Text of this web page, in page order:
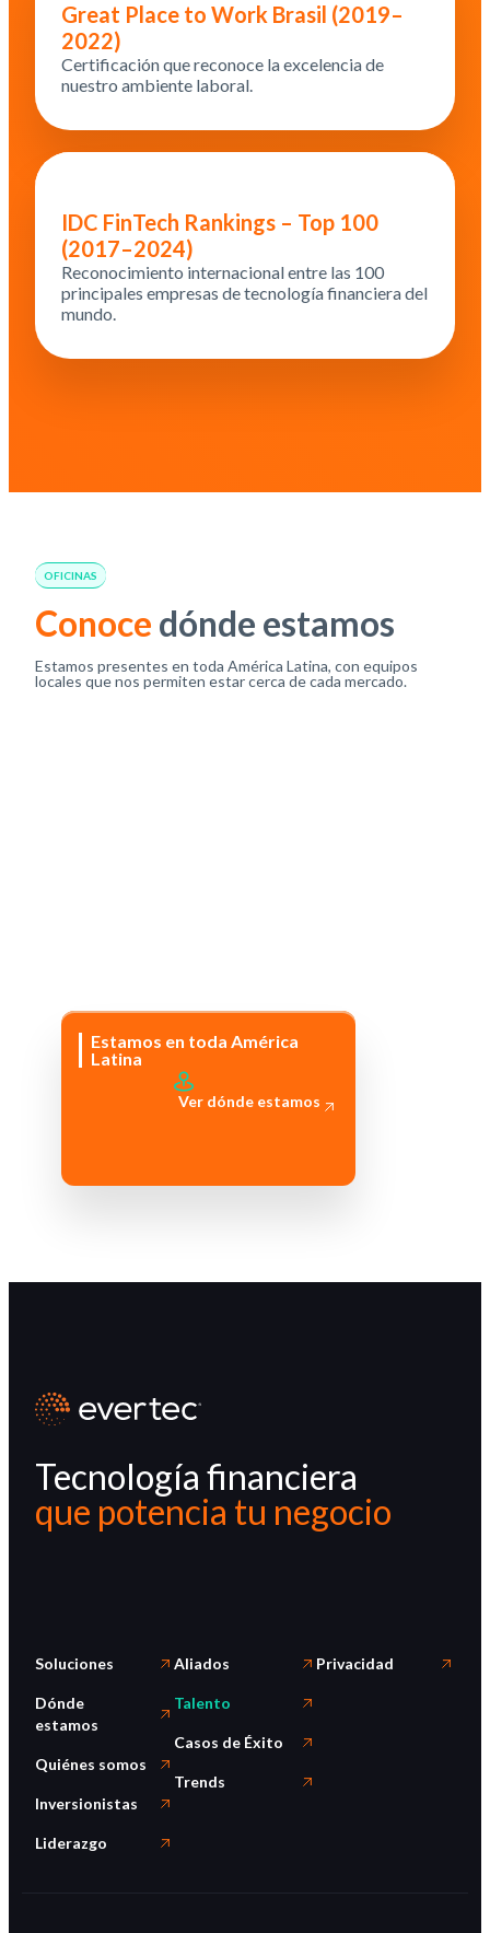
Great Place to Work Brasil (2019–
2022)
Certificación que reconoce la excelencia de
nuestro ambiente laboral.
IDC FinTech Rankings – Top 100
(2017–2024)
Reconocimiento internacional entre las 100
principales empresas de tecnología financiera del
mundo.
OFICINAS
Conoce dónde estamos
Estamos presentes en toda América Latina, con equipos
locales que nos permiten estar cerca de cada mercado.
Estamos en toda América
Latina
Ver dónde estamos
Tecnología financiera
que potencia tu negocio
Soluciones
Dónde
estamos
Quiénes somos
Inversionistas
Liderazgo
Aliados
Talento
Casos de Éxito
Trends
Privacidad